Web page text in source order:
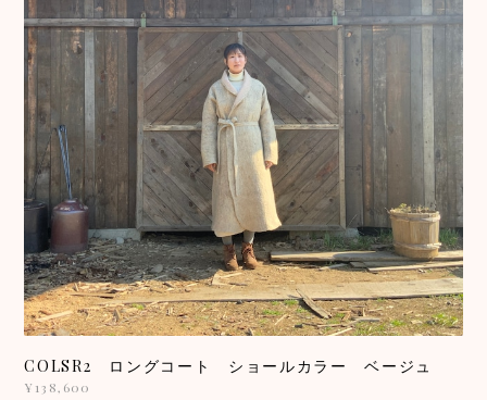
COLSR2 ロングコート ショールカラー ベージュ
¥138,600